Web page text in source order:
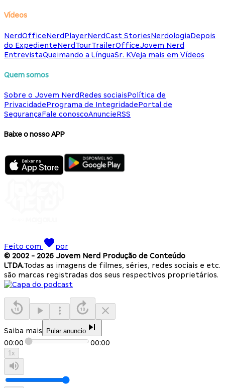
Vídeos
NerdOfficeNerdPlayerNerdCast StoriesNerdologiaDepois
do ExpedienteNerdTourTrailerOfficeJovem Nerd
EntrevistaQueimando a LínguaSr. KVeja mais em Vídeos
Quem somos
Sobre o Jovem NerdRedes sociaisPolítica de
PrivacidadePrograma de IntegridadePortal de
SegurançaFale conoscoAnuncieRSS
Baixe o nosso APP
Feito com
por
© 2002 - 2026 Jovem Nerd Produção de Conteúdo
LTDA.Todas as imagens de filmes, séries, redes sociais e etc.
são marcas registradas dos seus respectivos proprietários.
Saiba mais Pular anuncio
00:00 00:00
1x